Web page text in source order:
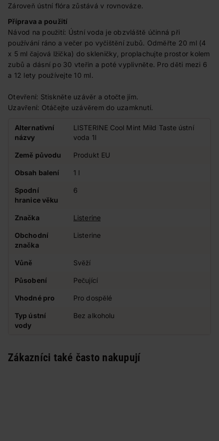
Zároveň ústní flóra zůstává v rovnováze.
Příprava a použití
Návod na použití: Ústní voda je obzvláště účinná při
používání ráno a večer po vyčištění zubů. Odměřte 20 ml (4
x 5 ml čajová lžička) do skleničky, proplachujte prostor kolem
zubů a dásní po 30 vteřin a poté vyplivněte. Pro děti mezi 6
a 12 lety používejte 10 ml.
Otevření: Stiskněte uzávěr a otočte jím.
Uzavření: Otáčejte uzávěrem do uzamknutí.
Alternativní
názvy
LISTERINE Cool Mint Mild Taste ústní
voda 1l
Země původu Produkt EU
Obsah balení 1 l
Spodní
hranice věku
6
Značka Listerine
Obchodní
značka
Listerine
Vůně Svěží
Působení Pečující
Vhodné pro Pro dospělé
Typ ústní
vody
Bez alkoholu
Zákazníci také často nakupují